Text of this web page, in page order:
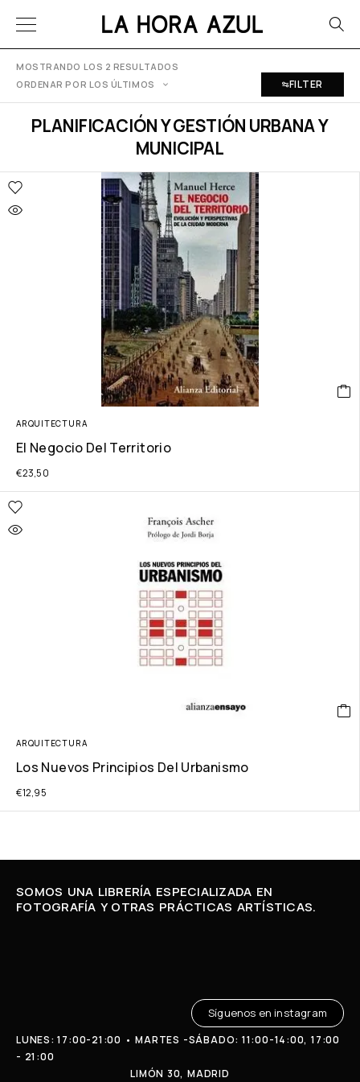
MOSTRANDO LOS 2 RESULTADOS
ORDENAR POR LOS ÚLTIMOS
FILTER
PLANIFICACIÓN Y GESTIÓN URBANA Y
MUNICIPAL
ARQUITECTURA
El Negocio Del Territorio
€23,50
ARQUITECTURA
Los Nuevos Principios Del Urbanismo
€12,95
SOMOS UNA LIBRERÍA ESPECIALIZADA EN
FOTOGRAFÍA Y OTRAS PRÁCTICAS ARTÍSTICAS.
LUNES: 17:00-21:00 • MARTES -SÁBADO: 11:00-14:00, 17:00
- 21:00
LIMÓN 30, MADRID
Síguenos en instagram